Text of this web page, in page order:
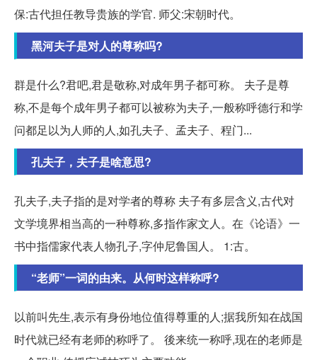
保:古代担任教导贵族的学官. 师父:宋朝时代。
黑河夫子是对人的尊称吗?
群是什么?君吧,君是敬称,对成年男子都可称。 夫子是尊
称,不是每个成年男子都可以被称为夫子,一般称呼德行和学
问都足以为人师的人,如孔夫子、孟夫子、程门...
孔夫子，夫子是啥意思?
孔夫子,夫子指的是对学者的尊称 夫子有多层含义,古代对
文学境界相当高的一种尊称,多指作家文人。在《论语》一
书中指儒家代表人物孔子,字仲尼鲁国人。 1:古。
“老师”一词的由来。从何时这样称呼?
以前叫先生,表示有身份地位值得尊重的人;据我所知在战国
时代就已经有老师的称呼了。 後来统一称呼,现在的老师是